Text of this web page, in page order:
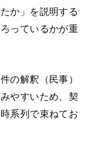
か」を説明する
っているかが重
の解釈（民事）
やすいため、契
系列で束ねてお